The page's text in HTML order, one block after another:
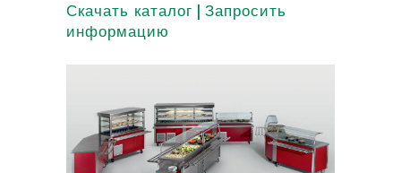
Скачать каталог | Запросить
информацию